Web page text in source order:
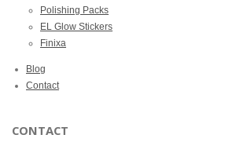
Polishing Packs
EL Glow Stickers
Finixa
Blog
Contact
CONTACT